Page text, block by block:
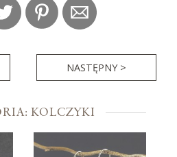
NASTĘPNY >
KOLCZYKI